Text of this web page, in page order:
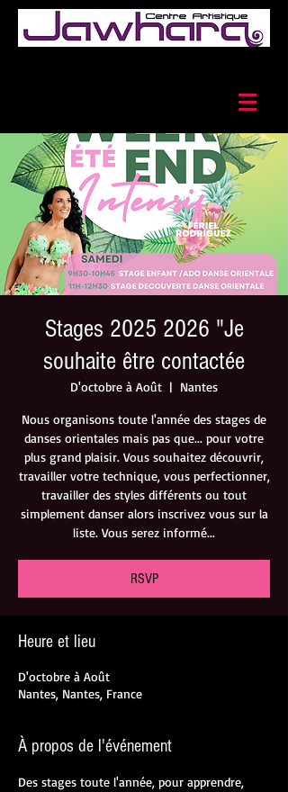
Stages 2025 2026 "Je
souhaite être contactée
D'octobre à Août
  |
Nantes
Nous organisons toute l'année des stages de
danses orientales mais pas que... pour votre
plus grand plaisir. Vous souhaitez découvrir,
travailler votre technique, vous perfectionner,
travailler des styles différents ou tout
simplement danser alors inscrivez vous sur la
liste. Vous serez informé...
RSVP
Heure et lieu
D'octobre à Août
Nantes, Nantes, France
À propos de l'événement
Des stages toute l'année, pour apprendre,